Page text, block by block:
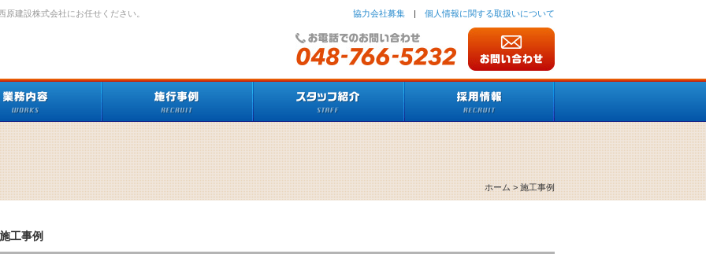
建設株式会社にお任せください。 協力会社募集 | 個人情報に関する取扱いについて
ホーム> 施工事例
施工事例